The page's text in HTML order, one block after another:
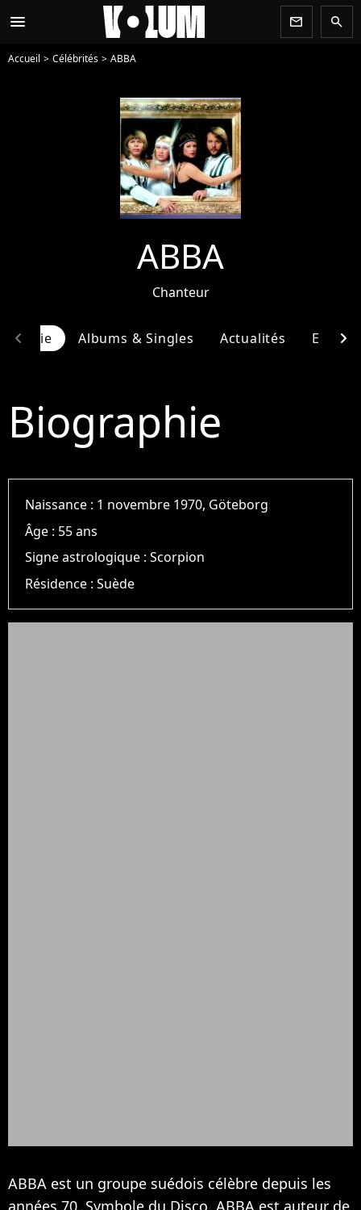
menu newsletter search
Accueil Célébrités ABBA
ABBA
Chanteur
Albums & Singles Actualités
chevron_left chevron_right
Biographie
Naissance : 1 novembre 1970, Göteborg
Âge : 55 ans
Signe astrologique :Scorpion
Résidence :Suède
ABBA est un groupe suédois célèbre depuis les
années 70. Symbole du Disco, ABBA est auteur de